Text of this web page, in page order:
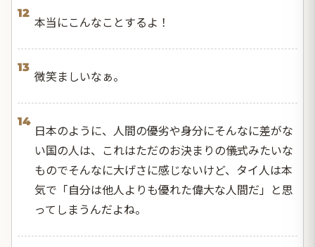
12
本当にこんなことするよ！
13
微笑ましいなぁ。
14
日本のように、人間の優劣や身分にそんなに差がな
い国の人は、これはただのお決まりの儀式みたいな
ものでそんなに大げさに感じないけど、タイ人は本
気で「自分は他人よりも優れた偉大な人間だ」と思
ってしまうんだよね。